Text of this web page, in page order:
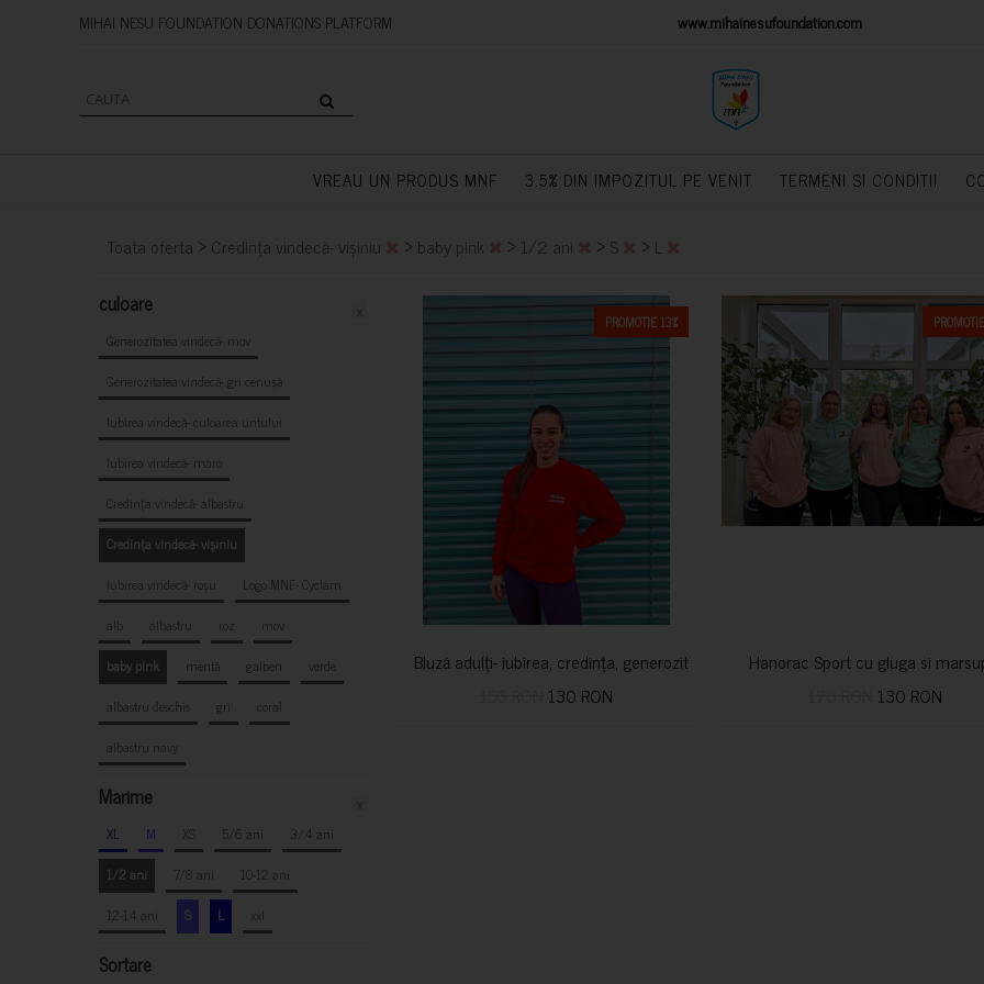
MIHAI NESU FOUNDATION DONATIONS PLATFORM www.mihainesufoundation.com
VREAU UN PRODUS MNF 3.5% DIN IMPOZITUL PE VENIT TERMENI SI CONDITII
Toata oferta > Credința vindecă- vișiniu > baby pink > 1/2 ani > S > L
culoare
Generozitatea vindecă- mov
Generozitatea vindecă- gri cenușă
Iubirea vindecă- culoarea untului
Iubirea vindecă- maro
Credința vindecă- albastru
Credința vindecă- vișiniu
Iubirea vindecă- roșu
Logo MNF- Cyclam
alb
albastru roz
mov
baby pink
mentă galben
verde
albastru deschis
gri
coral
albastru navy
Marime
XL M XS 5/6 ani
3/4 ani
1/2 ani
7/8 ani
10-12 ani
12-14 ani
S L xxl
Sortare
PROMOTIE 13%
Bluză adulți- iubirea, credința, generozitatea vindecă
130 RON
CUMPARA
Hanorac Sport cu gluga si
130 RON
CUMPARA